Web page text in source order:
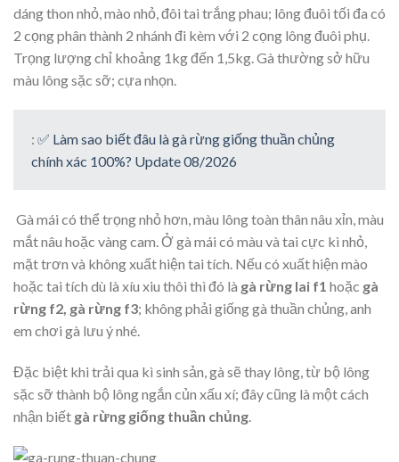
dáng thon nhỏ, mào nhỏ, đôi tai trắng phau; lông đuôi tối đa có
2 cọng phân thành 2 nhánh đi kèm với 2 cọng lông đuôi phụ.
Trọng lượng chỉ khoảng 1kg đến 1,5kg. Gà thường sở hữu
màu lông sặc sỡ; cựa nhọn.
: ✅ Làm sao biết đâu là gà rừng giống thuần chủng
chính xác 100%? Update 08/2026
Gà mái có thể trọng nhỏ hơn, màu lông toàn thân nâu xỉn, màu
mắt nâu hoặc vàng cam. Ở gà mái có màu và tai cực kì nhỏ,
mặt trơn và không xuất hiện tai tích. Nếu có xuất hiện mào
hoặc tai tích dù là xíu xiu thôi thì đó là gà rừng lai f1 hoặc gà
rừng f2, gà rừng f3; không phải giống gà thuần chủng, anh
em chơi gà lưu ý nhé.
Đặc biệt khi trải qua kì sinh sản, gà sẽ thay lông, từ bộ lông
sặc sỡ thành bộ lông ngắn củn xấu xí; đây cũng là một cách
nhận biết gà rừng giống thuần chủng.